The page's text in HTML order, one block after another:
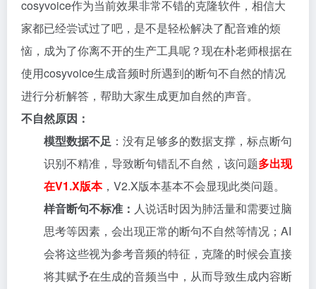
cosyvoice作为当前效果非常不错的克隆软件，相信大
家都已经尝试过了吧，是不是轻松解决了配音难的烦
恼，成为了你离不开的生产工具呢？现在朴老师根据在
使用cosyvoice生成音频时所遇到的断句不自然的情况
进行分析解答，帮助大家生成更加自然的声音。
不自然原因：
模型数据不足 ：没有足够多的数据支撑，标点断句
识别不精准，导致断句错乱不自然，该问题多出现
在V1.X版本，V2.X版本基本不会显现此类问题。
样音断句不标准： 人说话时因为肺活量和需要过脑
思考等因素，会出现正常的断句不自然等情况；AI
会将这些视为参考音频的特征，克隆的时候会直接
将其赋予在生成的音频当中，从而导致生成内容断